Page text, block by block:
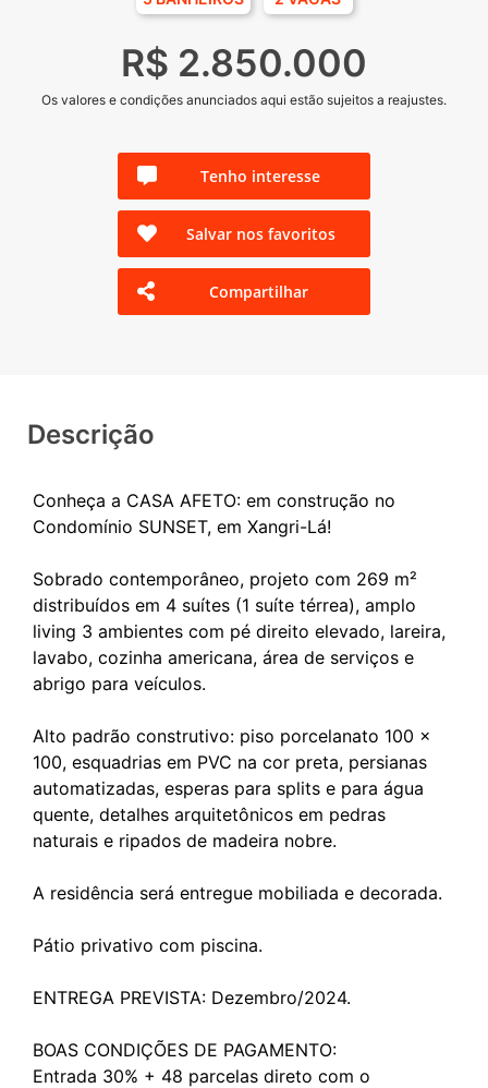
R$ 2.850.000
Os valores e condições anunciados aqui estão sujeitos a reajustes.
Tenho interesse
Salvar nos favoritos
Compartilhar
Descrição
Conheça a CASA AFETO: em construção no
Condomínio SUNSET, em Xangri-Lá!
Sobrado contemporâneo, projeto com 269 m²
distribuídos em 4 suítes (1 suíte térrea), amplo
living 3 ambientes com pé direito elevado, lareira,
lavabo, cozinha americana, área de serviços e
abrigo para veículos.
Alto padrão construtivo: piso porcelanato 100 x
100, esquadrias em PVC na cor preta, persianas
automatizadas, esperas para splits e para água
quente, detalhes arquitetônicos em pedras
naturais e ripados de madeira nobre.
A residência será entregue mobiliada e decorada.
Pátio privativo com piscina.
ENTREGA PREVISTA: Dezembro/2024.
BOAS CONDIÇÕES DE PAGAMENTO:
Entrada 30% + 48 parcelas direto com o